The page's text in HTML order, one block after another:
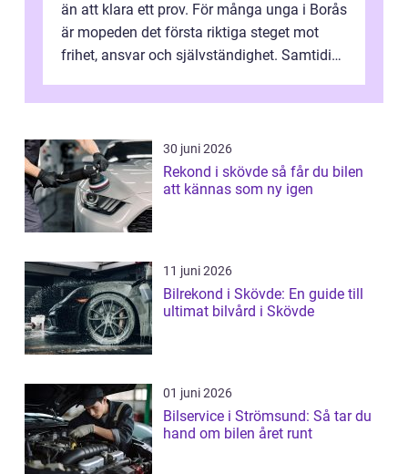
än att klara ett prov. För många unga i Borås
är mopeden det första riktiga steget mot
frihet, ansvar och självständighet. Samtidigt
30 juni 2026
Rekond i skövde så får du bilen
att kännas som ny igen
11 juni 2026
Bilrekond i Skövde: En guide till
ultimat bilvård i Skövde
01 juni 2026
Bilservice i Strömsund: Så tar du
hand om bilen året runt